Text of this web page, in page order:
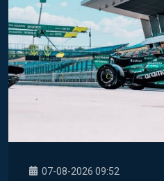
07-08-2026 09:52